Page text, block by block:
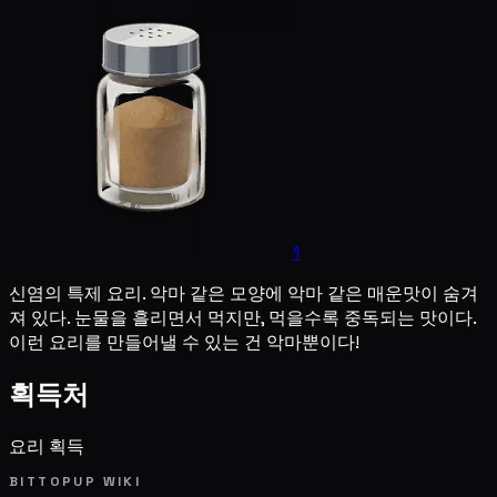
1
신염의 특제 요리. 악마 같은 모양에 악마 같은 매운맛이 숨겨
져 있다. 눈물을 흘리면서 먹지만, 먹을수록 중독되는 맛이다.
이런 요리를 만들어낼 수 있는 건 악마뿐이다!
획득처
요리 획득
BITTOPUP WIKI